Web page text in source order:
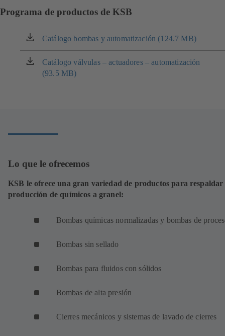
Programa de productos de KSB
Catálogo bombas y automatización (124.7 MB)
(se
abre
en
una
Catálogo válvulas – actuadores – automatización
(93.5 MB)
(se
abre
Lo que le ofrecemos
KSB le ofrece una gran variedad de productos para respaldar
producción de químicos a granel:
Bombas químicas normalizadas y bombas de
Bombas sin sellado
Bombas para fluidos con sólidos
Bombas de alta presión
Cierres mecánicos y sistemas de lavado de cierres